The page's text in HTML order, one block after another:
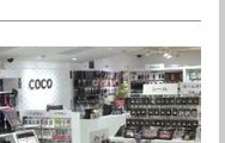
する
Googleマップで見る